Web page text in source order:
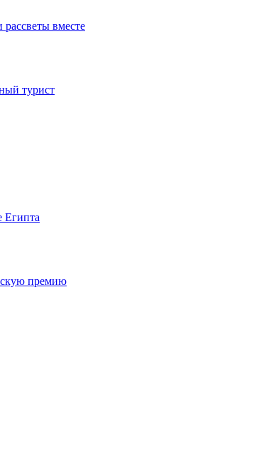
вместе
турист
Египта
премию